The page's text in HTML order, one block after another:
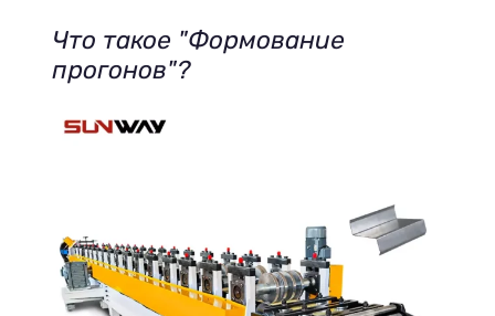
Что такое "Формование
прогонов"?